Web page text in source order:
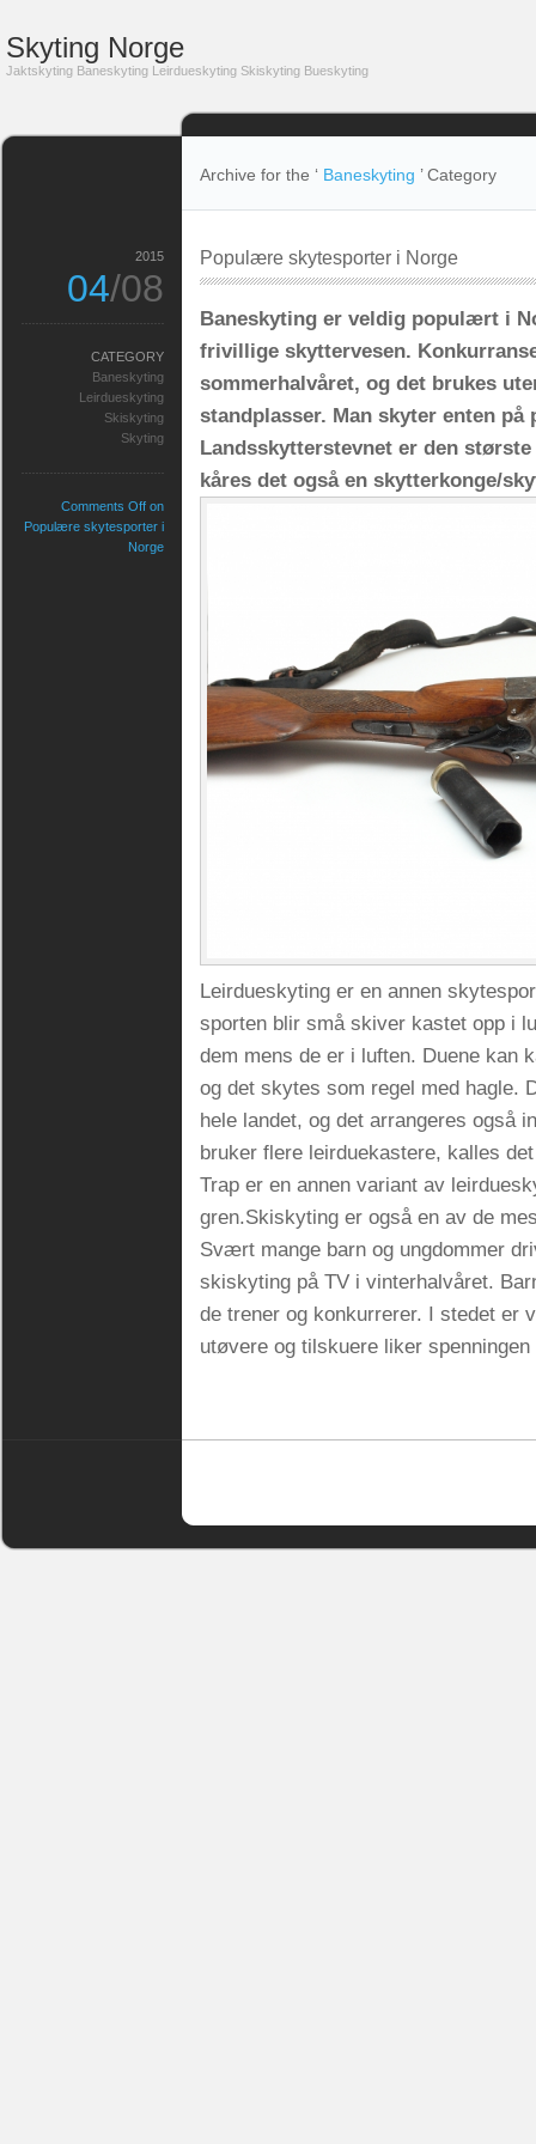
Skyting Norge
Jaktskyting Baneskyting Leirdueskyting Skiskyting Bueskyting
Archive for the ‘ Baneskyting ’ Category
Populære skytesporter i Norge
Baneskyting er veldig populært i
frivillige skyttervesen.
sommerhalvåret, og det brukes
standplasser. Man skyter enten
Landsskytterstevnet er den
kåres det også en skytterkonge/
Leirdueskyting er en annen
sporten blir små skiver kastet opp i
dem mens de er i luften. Duene kan
og det skytes som regel med hagle.
hele landet, og det arrangeres også
bruker flere leirduekastere, kalles
Trap er en annen variant av
gren.Skiskyting er også en av de
Svært mange barn og ungdommer
skiskyting på TV i vinterhalvåret.
de trener og konkurrerer. I stedet er
utøvere og tilskuere liker
2015
04/08
CATEGORY
Baneskyting
Leirdueskyting
Skiskyting
Skyting
Comments Off on
Populære skytesporter i
Norge